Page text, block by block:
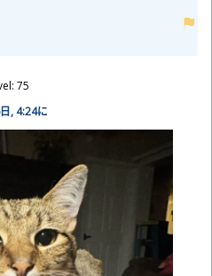
75
日, 4:24に